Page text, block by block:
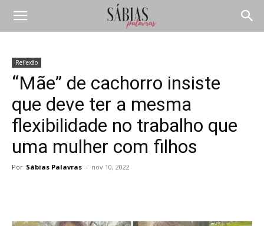
Reflexão
“Mãe” de cachorro insiste
que deve ter a mesma
flexibilidade no trabalho que
uma mulher com filhos
Por Sábias Palavras - nov 10, 2022